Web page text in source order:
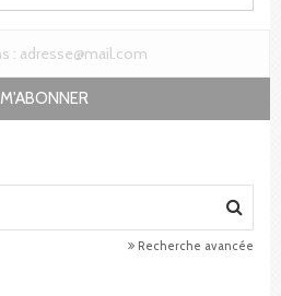
M'ABONNER
Recherche avancée